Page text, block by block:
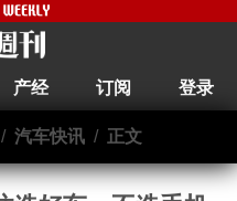
产经 订阅 登录
/ 汽车快讯 / 正文